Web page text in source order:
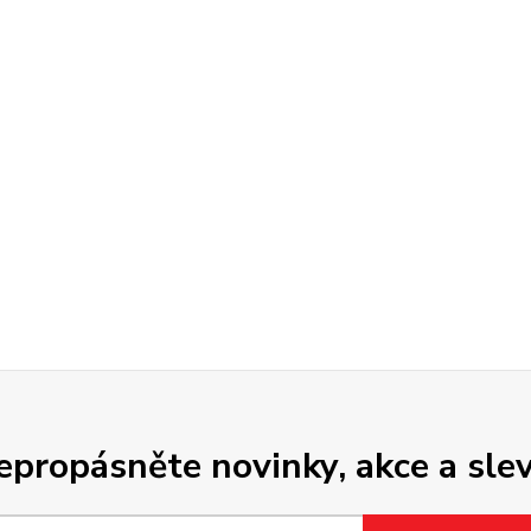
novinky, akce a